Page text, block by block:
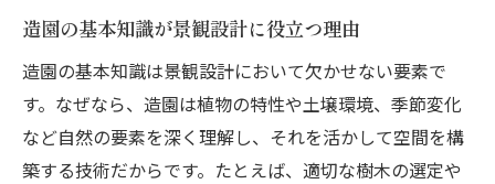
造園の基本知識が景観設計に役立つ理由
造園の基本知識は景観設計において欠かせない要素で
す。なぜなら、造園は植物の特性や土壌環境、季節変化
など自然の要素を深く理解し、それを活かして空間を構
築する技術だからです。たとえば、適切な樹木の選定や